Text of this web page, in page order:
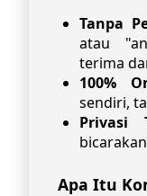
Tanpa
atau
terima
100%
sendiri,
Privasi
Apa Itu